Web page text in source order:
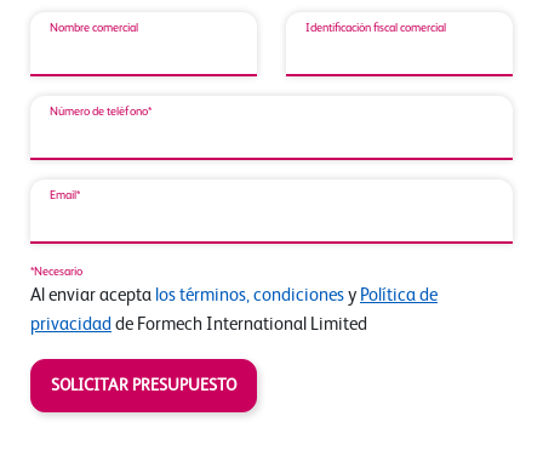
Nombre comercial Identificación fiscal comercial
Número de teléfono*
Email*
*Necesario
Al enviar acepta los términos, condiciones y Política de
privacidad de Formech International Limited
SOLICITAR PRESUPUESTO